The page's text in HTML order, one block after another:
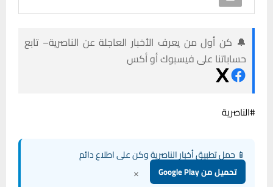
🔔 كن أول من يعرف الأخبار العاجلة عن الناصرية– تابع
حساباتنا على فيسبوك أو أكس
#الناصرية
📱 حمل تطبيق أخبار الناصرية وكن على اطلاع دائم
تحميل من Google Play ×